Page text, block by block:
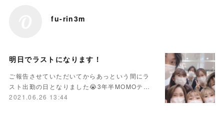
fu-rin3m
明日でラストになります！
ご報告させていただいてからあっという間にラ
スト出勤の日となりました😭3年半MOMOテ…
2021.06.26 13:44